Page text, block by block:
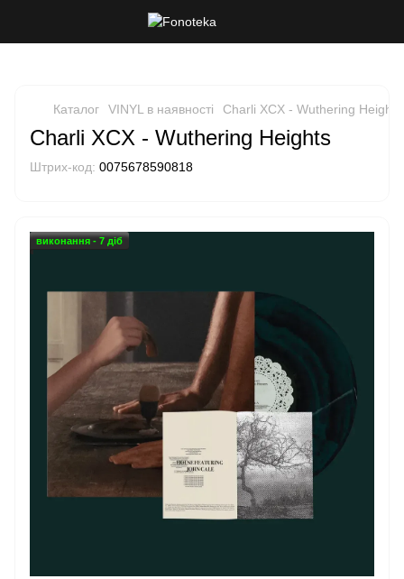
Каталог VINYL в наявності Charli XCX - Wuthering Heights
Charli XCX - Wuthering Heights
Штрих-код: 0075678590818
виконання - 7 діб